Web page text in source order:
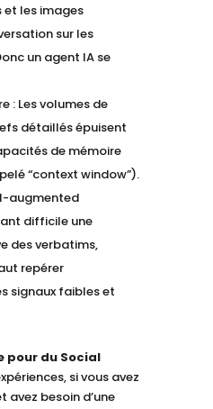
et les images
sur les
un agent IA se
: Les volumes de
détaillés épuisent
de mémoire
“context window”).
augmented
difficile une
des verbatims,
repérer
signaux faibles et
pour du Social
si vous avez
besoin d’une